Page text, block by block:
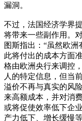
漏洞。
不过，法国经济学界
将带来一些副作用。
图斯指出：“虽然欧
此将付出的成本方面
格由欧洲央行来调控
人的特定信息，但当
溢价不再与真实的风
来高额成本，并对消
或将促使效率低下企
产力低下、增长缓慢